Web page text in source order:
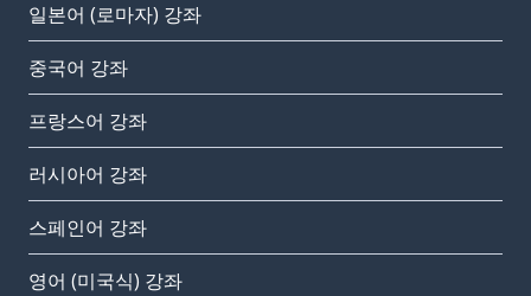
일본어 (로마자) 강좌
중국어 강좌
프랑스어 강좌
러시아어 강좌
스페인어 강좌
영어 (미국식) 강좌